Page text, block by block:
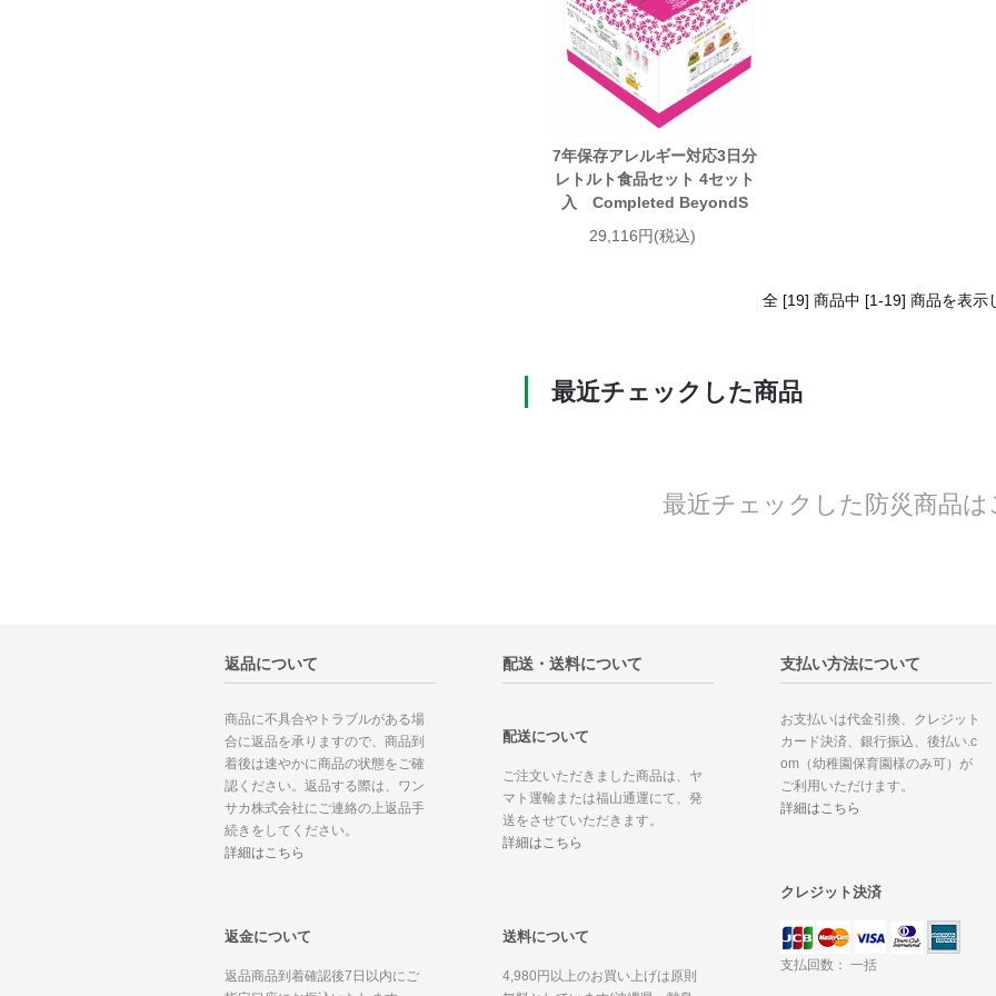
7年保存アレルギー対応3日分
レトルト食品セット 4セット
入 Completed BeyondS
29,116円(税込)
全 [19] 商品中 [1-19] 商品を表示
最近チェックした商品
最近チェックした防災商品は
返品について
商品に不具合やトラブルがある場
合に返品を承りますので、商品到
着後は速やかに商品の状態をご確
認ください。返品する際は、ワン
サカ株式会社にご連絡の上返品手
続きをしてください。
詳細はこちら
返金について
返品商品到着確認後7日以内にご
配送・送料について
配送について
ご注文いただきました商品は、ヤ
マト運輸または福山通運にて、発
送をさせていただきます。
詳細はこちら
送料について
4,980円以上のお買い上げは原則
支払い方法について
お支払いは代金引換、クレジット
カード決済、銀行振込、後払い.c
om（幼稚園保育園様のみ可）が
ご利用いただけます。
詳細はこちら
クレジット決済
支払回数： 一括